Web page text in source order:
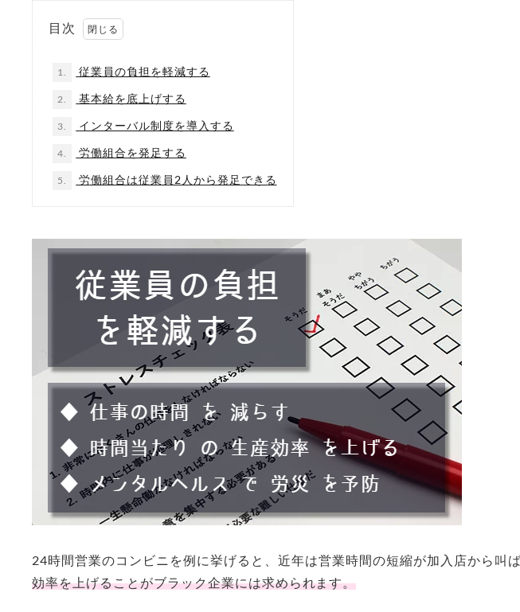
目次
1. 従業員の負担を軽減する
2. 基本給を底上げする
3. インターバル制度を導入する
4. 労働組合を発足する
5. 労働組合は従業員2人から発足できる
24時間営業のコンビニを例に挙げると、近年は営業時間の短縮が加入店から叫ば
効率を上げることがブラック企業には求められます。